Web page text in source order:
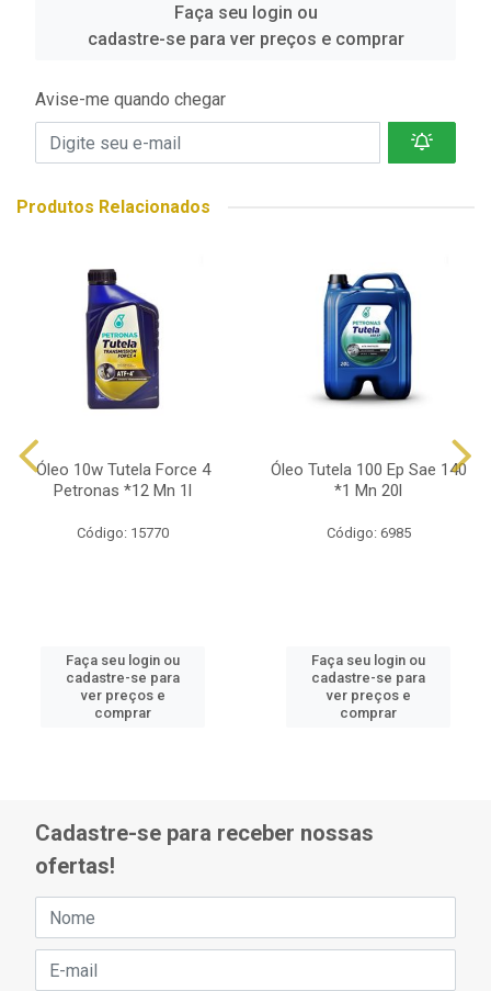
Faça seu login ou
cadastre-se para ver preços e comprar
Avise-me quando chegar
Produtos Relacionados
Óleo 10w Tutela Force 4
Petronas *12 Mn 1l
Código: 15770
Faça seu login ou
cadastre-se para
ver preços e
comprar
Óleo Tutela 100 Ep Sae 140
*1 Mn 20l
Código: 6985
Faça seu login ou
cadastre-se para
ver preços e
comprar
Cadastre-se para receber nossas
ofertas!